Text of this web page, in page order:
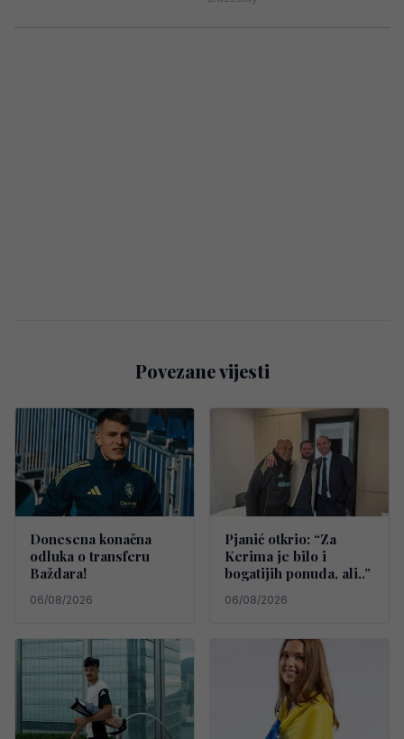
Povezane vijesti
Donesena konačna
odluka o transferu
Baždara!
06/08/2026
Pjanić otkrio: “Za
Kerima je bilo i
bogatijih ponuda, ali..”
06/08/2026